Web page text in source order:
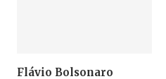
Flávio Bolsonaro